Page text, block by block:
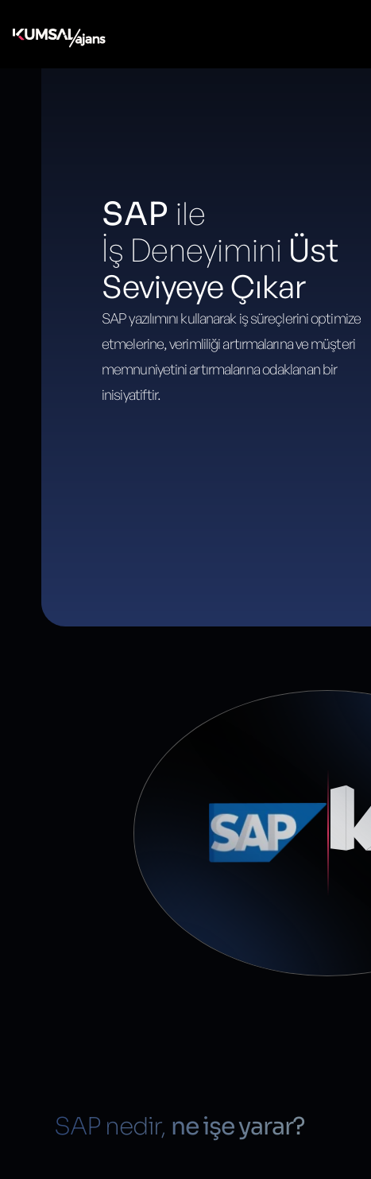
SAP ile
İş Deneyimini Üst
Seviyeye Çıkar
SAP yazılımını kullanarak iş süreçlerini optimize
etmelerine, verimliliği artırmalarına ve müşteri
memnuniyetini artırmalarına odaklanan bir
inisiyatiftir.
SAP nedir, ne işe yarar?